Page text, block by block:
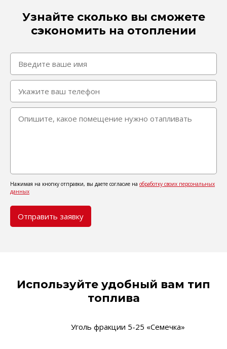
Узнайте сколько вы сможете
сэкономить на отоплении
Нажимая на кнопку отправки, вы даете согласие на обработку своих персональных
данных
Используйте удобный вам тип
топлива
Уголь фракции 5-25 «Семечка»